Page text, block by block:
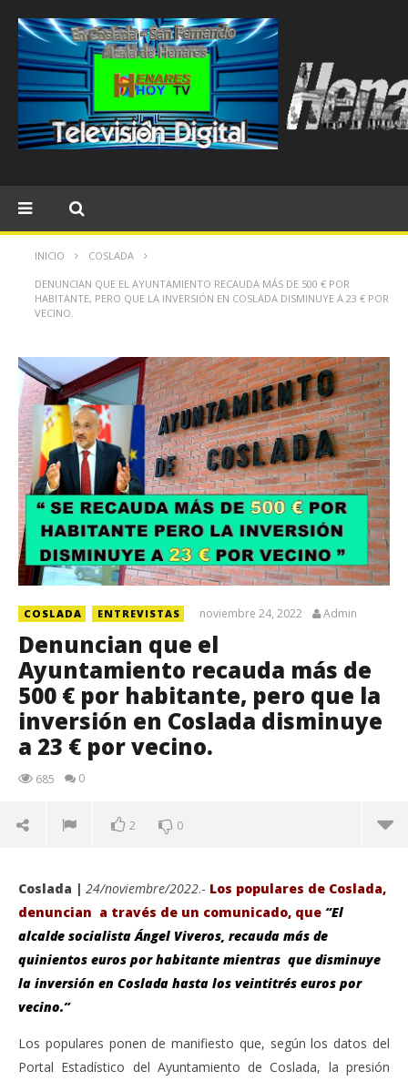
INICIO COSLADA
DENUNCIAN QUE EL AYUNTAMIENTO RECAUDA MÁS DE 500 € POR
HABITANTE, PERO QUE LA INVERSIÓN EN COSLADA DISMINUYE A 23 € POR
VECINO.
COSLADA ENTREVISTAS noviembre 24, 2022 Admin
Denuncian que el
Ayuntamiento recauda más de
500 € por habitante, pero que la
inversión en Coslada disminuye
a 23 € por vecino.
685 0
2 0
Coslada | 24/noviembre/2022.- Los populares de Coslada,
denuncian a través de un comunicado, que “El
alcalde socialista Ángel Viveros, recauda más de
quinientos euros por habitante mientras que disminuye
la inversión en Coslada hasta los veintitrés euros por
vecino.”
Los populares ponen de manifiesto que, según los datos del
Portal Estadístico del Ayuntamiento de Coslada, la presión